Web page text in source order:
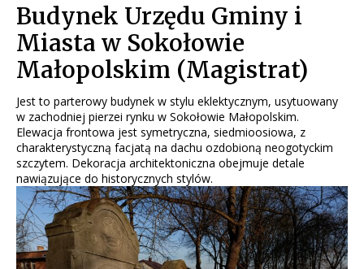
Budynek Urzędu Gminy i
Miasta w Sokołowie
Małopolskim (Magistrat)
Jest to parterowy budynek w stylu eklektycznym, usytuowany
w zachodniej pierzei rynku w Sokołowie Małopolskim.
Elewacja frontowa jest symetryczna, siedmioosiowa, z
charakterystyczną facjatą na dachu ozdobioną neogotyckim
szczytem. Dekoracja architektoniczna obejmuje detale
nawiązujące do historycznych stylów.